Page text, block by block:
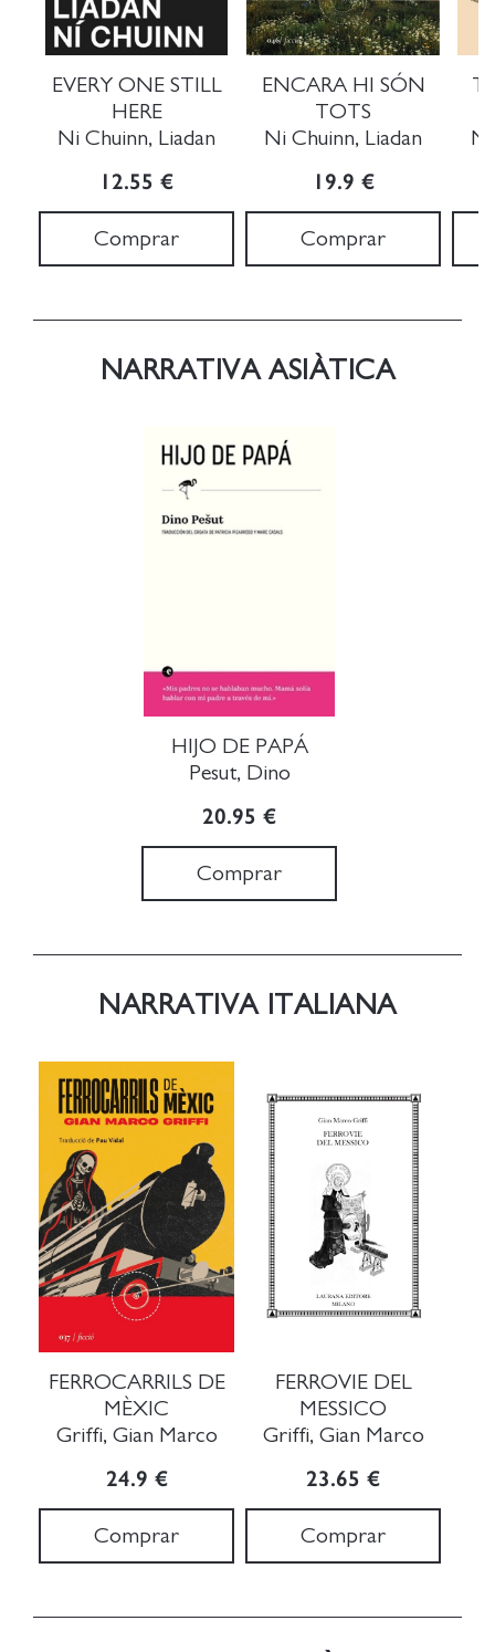
EVERY ONE STILL
HERE
Ni Chuinn, Liadan
12.55 €
Comprar
ENCARA HI SÓN
TOTS
Ni Chuinn, Liadan
19.9 €
Comprar
Ni
NARRATIVA ASIÀTICA
HIJO DE PAPÁ
Pesut, Dino
20.95 €
Comprar
NARRATIVA ITALIANA
FERROCARRILS DE
MÈXIC
Griffi, Gian Marco
24.9 €
Comprar
FERROVIE DEL
MESSICO
Griffi, Gian Marco
23.65 €
Comprar